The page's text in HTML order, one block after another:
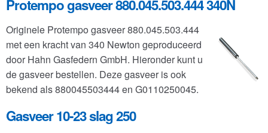
Toepassingen
Klantenservice
FAQ
Protempo gasveer 880.045.503.444 340N
Originele Protempo gasveer 880.045.503.444
met een kracht van 340 Newton geproduceerd
door Hahn Gasfedern GmbH. Hieronder kunt u
de gasveer bestellen. Deze gasveer is ook
bekend als 880045503444 en G0110250045.
Gasveer 10-23 slag 250